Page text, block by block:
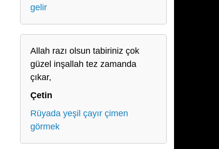
gelir
Allah razı olsun tabiriniz çok
güzel inşallah tez zamanda
çıkar,
Çetin
Rüyada yeşil çayır çimen
görmek